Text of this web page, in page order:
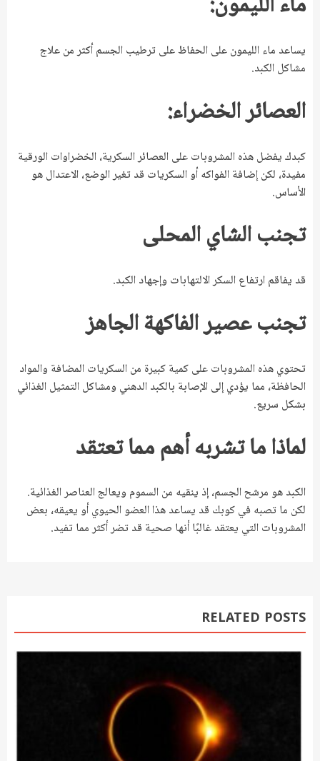
يساعد ماء الليمون على الحفاظ على ترطيب الجسم أكثر من علاج
مشاكل الكبد.
العصائر الخضراء:
كبدك يفضل هذه المشروبات على العصائر السكرية، الخضراوات الورقية
مفيدة، لكن إضافة الفواكه أو السكريات قد تغير الوضع، الاعتدال هو
الأساس.
تجنب الشاي المحلى
قد يفاقم ارتفاع السكر الالتهابات وإجهاد الكبد.
تجنب عصير الفاكهة الجاهز
تحتوي هذه المشروبات على كمية كبيرة من السكريات المضافة والمواد
الحافظة، مما يؤدي إلى الإصابة بالكبد الدهني ومشاكل التمثيل الغذائي
بشكل سريع.
لماذا ما تشربه أهم مما تعتقد
الكبد هو مرشح الجسم، إذ ينقيه من السموم ويعالج العناصر الغذائية.
لكن ما تصبه في كوبك قد يساعد هذا العضو الحيوي أو يعيقه، بعض
المشروبات التي يعتقد غالبًا أنها صحية قد تضر أكثر مما تفيد.
RELATED POSTS